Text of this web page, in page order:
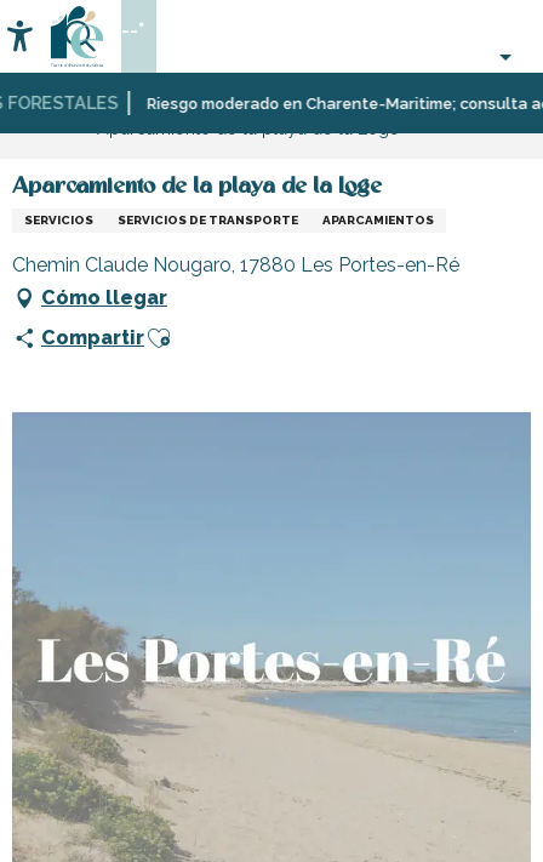
au
contenu
principal
Riesgo moderado en Charente-Maritime; consulta
Accessibilité
Buscar
--°
Página Web InfórmeseTiendasTiendas
Aparcamiento de la playa de la Loge
SERVICIOS SERVICIOS DE TRANSPORTE APARCAMIENTOS
Chemin Claude Nougaro, 17880 Les Portes-en-Ré
Cómo llegar
CompartirAjouter aux favoris